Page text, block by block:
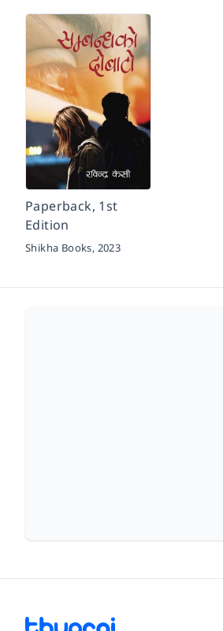
Paperback, 1st
Edition
Shikha Books, 2023